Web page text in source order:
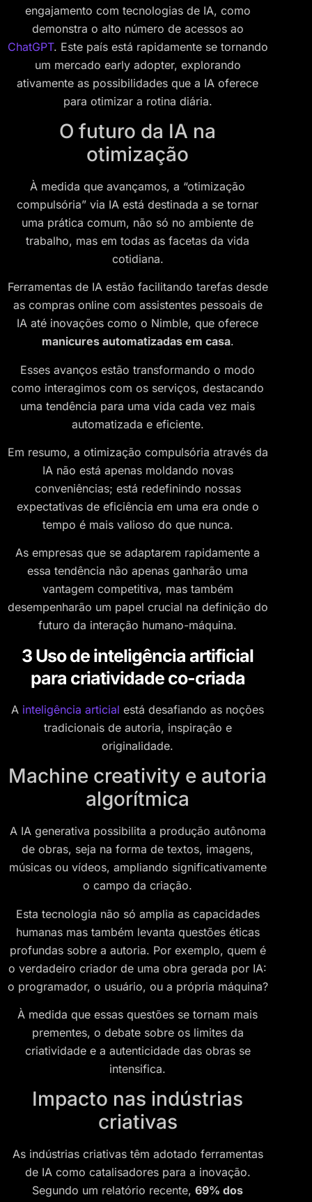
engajamento com tecnologias de IA, como
demonstra o alto número de acessos ao
ChatGPT. Este país está rapidamente se tornando
um mercado early adopter, explorando
ativamente as possibilidades que a IA oferece
para otimizar a rotina diária.
O futuro da IA na
otimização
À medida que avançamos, a “otimização
compulsória” via IA está destinada a se tornar
uma prática comum, não só no ambiente de
trabalho, mas em todas as facetas da vida
cotidiana.
Ferramentas de IA estão facilitando tarefas desde
as compras online com assistentes pessoais de
IA até inovações como o Nimble, que oferece
manicures automatizadas em casa.
Esses avanços estão transformando o modo
como interagimos com os serviços, destacando
uma tendência para uma vida cada vez mais
automatizada e eficiente.
Em resumo, a otimização compulsória através da
IA não está apenas moldando novas
conveniências; está redefinindo nossas
expectativas de eficiência em uma era onde o
tempo é mais valioso do que nunca.
As empresas que se adaptarem rapidamente a
essa tendência não apenas ganharão uma
vantagem competitiva, mas também
desempenharão um papel crucial na definição do
futuro da interação humano-máquina.
3 Uso de inteligência artificial
para criatividade co-criada
A inteligência articial está desafiando as noções
tradicionais de autoria, inspiração e
originalidade.
Machine creativity e autoria
algorítmica
A IA generativa possibilita a produção autônoma
de obras, seja na forma de textos, imagens,
músicas ou vídeos, ampliando significativamente
o campo da criação.
Esta tecnologia não só amplia as capacidades
humanas mas também levanta questões éticas
profundas sobre a autoria. Por exemplo, quem é
o verdadeiro criador de uma obra gerada por IA:
o programador, o usuário, ou a própria máquina?
À medida que essas questões se tornam mais
prementes, o debate sobre os limites da
criatividade e a autenticidade das obras se
intensifica.
Impacto nas indústrias
criativas
As indústrias criativas têm adotado ferramentas
de IA como catalisadores para a inovação.
Segundo um relatório recente, 69% dos